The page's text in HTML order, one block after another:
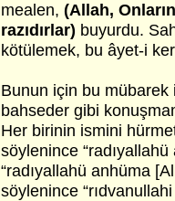
mealen, (Allah,
razıdırlar) buyurdu.
kötülemek, bu âyet-i
Bunun için bu mübarek
bahseder gibi
Her birinin ismini
söylenince
“radıyallahü anhüma
söylenince